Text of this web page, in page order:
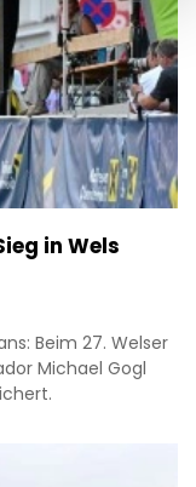
in Wels
Beim 27. Welser
Michael Gogl